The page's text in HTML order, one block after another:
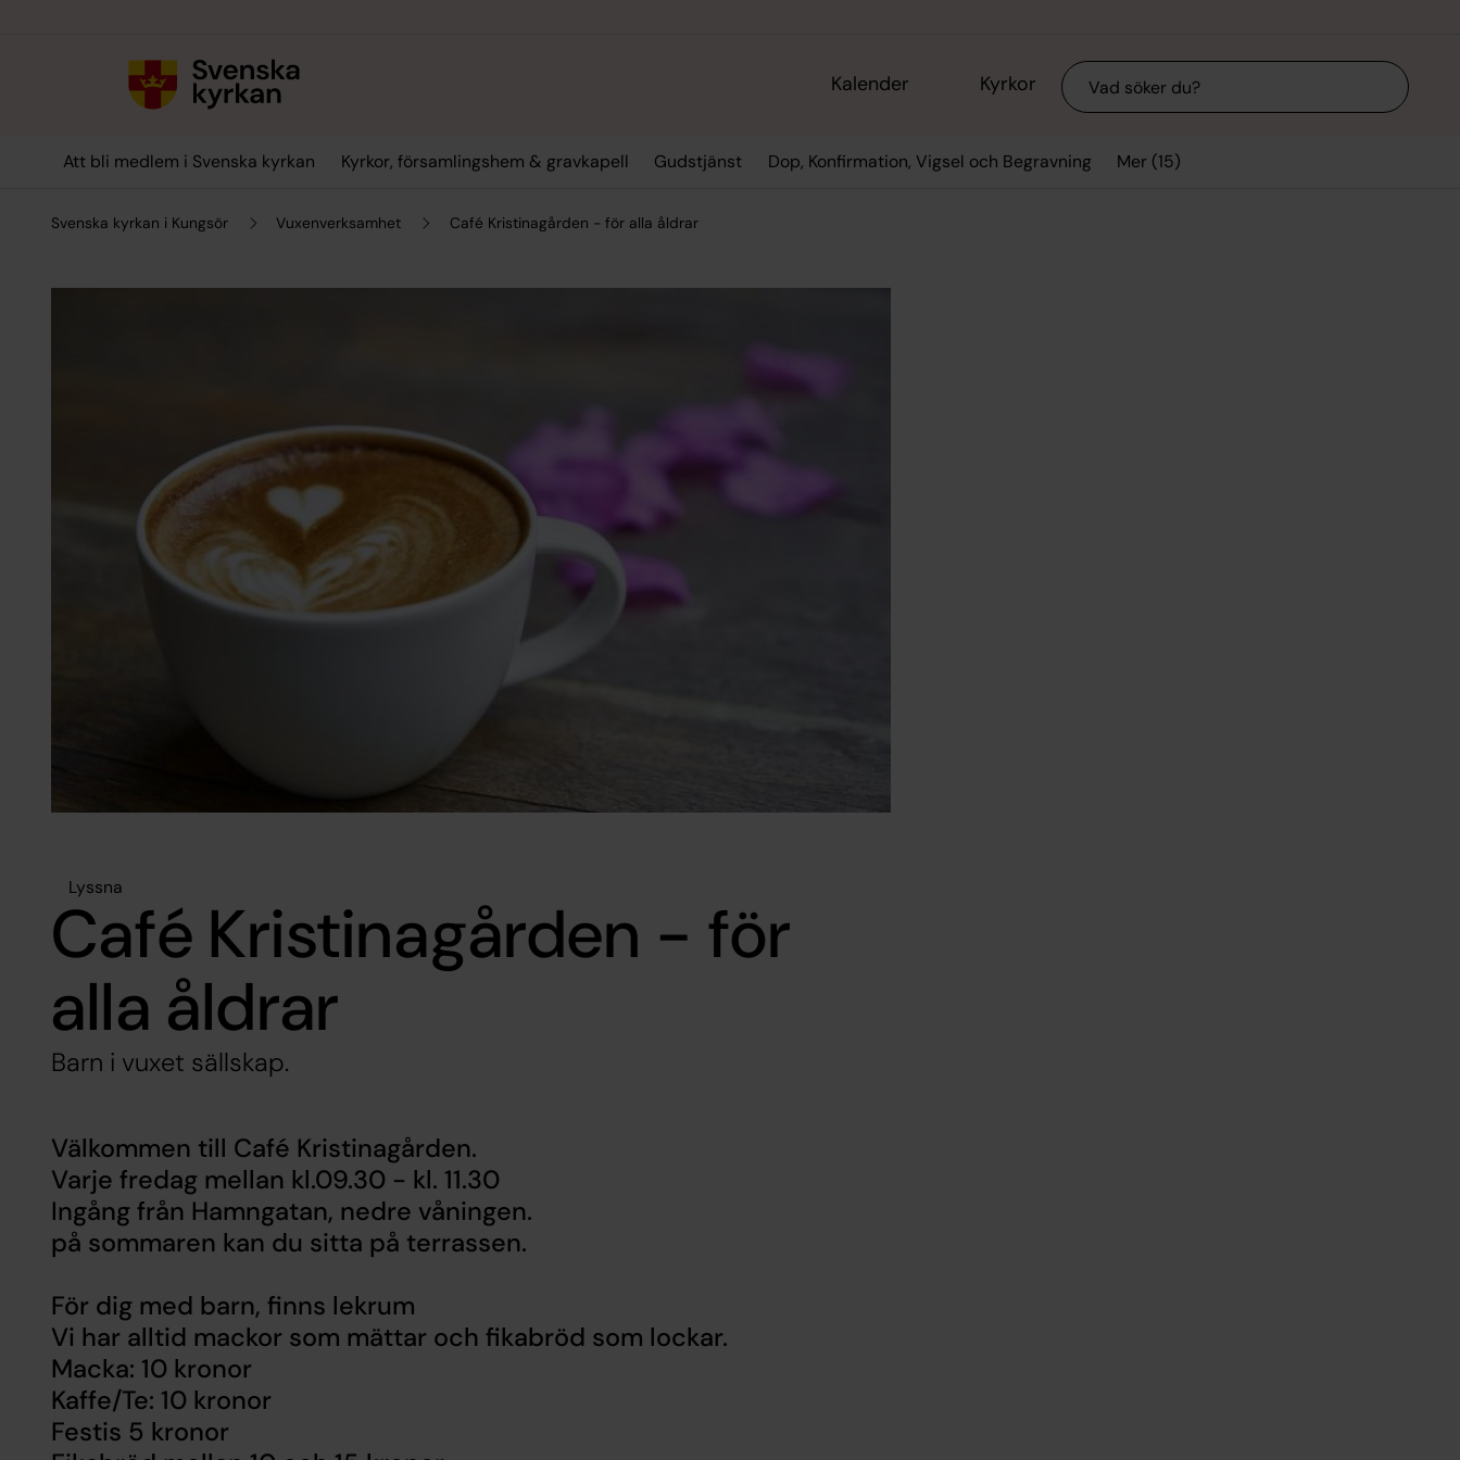
Kalender Kyrkor Sök
Att bli medlem i Svenska kyrkan Kyrkor, församlingshem & gravkapell Gudstjänst Dop, Konfirmation, Vigsel och Begravning Mer (15)
Svenska kyrkan i Kungsör Vuxenverksamhet Café Kristinagården - för alla åldrar
Lyssna
Café Kristinagården - för
alla åldrar
Barn i vuxet sällskap.
Välkommen till Café Kristinagården.
Varje fredag mellan kl.09.30 - kl. 11.30
Ingång från Hamngatan, nedre våningen.
på sommaren kan du sitta på terrassen.
För dig med barn, finns lekrum
Vi har alltid mackor som mättar och fikabröd som lockar.
Macka: 10 kronor
Kaffe/Te: 10 kronor
Festis 5 kronor